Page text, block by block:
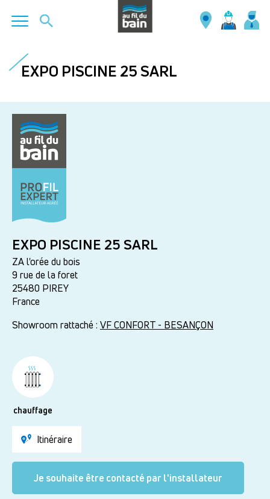
contenuEXPO PISCINE 25 SARL
EXPO PISCINE 25 SARL
ZA l'orée du bois
9 rue de la foret
25480 PIREY
France
Showroom rattaché : VF CONFORT - BESANÇON
chauffage
Itinéraire
Je souhaite être contacté par l'installateur